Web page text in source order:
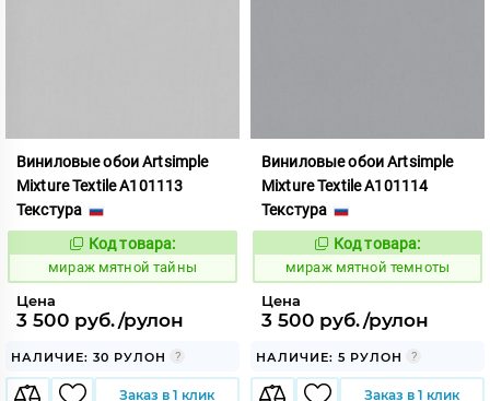
Виниловые обои Artsimple
Mixture Textile A101113
Текстура
992226
Код товара:
мираж мятной тайны
Цена
3 500 руб./рулон
НАЛИЧИЕ: 30 РУЛОН
Заказ в 1 клик
Виниловые обои Artsimple
Mixture Textile A101114
Текстура
992227
Код товара:
мираж мятной темноты
Цена
3 500 руб./рулон
НАЛИЧИЕ: 5 РУЛОН
Заказ в 1 клик